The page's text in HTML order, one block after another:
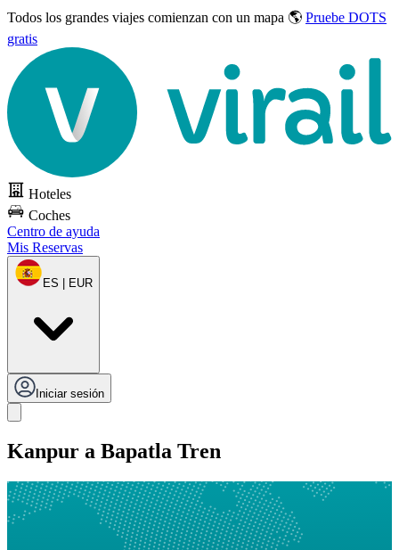
Todos los grandes viajes comienzan con un mapa 🌎 Pruebe DOTS
gratis
Hoteles
Coches
Centro de ayuda
Mis Reservas
ES | EUR
Iniciar sesión
Kanpur a Bapatla Tren